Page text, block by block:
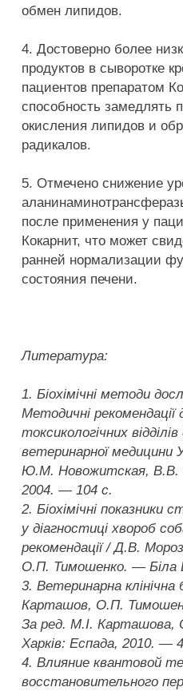
обмен липидов.
4. Достоверно более
продуктов в сыворотке
пациентов препаратом
способность замедлять
окисления липидов и
радикалов.
5. Отмечено снижение
после применения у
Кокарнит, что может
ранней нормализации
состояния печени.
Литература:
1. Біохімічні методи
Методичні рекомендації
токсикологічних
ветеринарної медицини
Ю.М. Новожитская, В.В.
2004. — 104 с.
2. Біохімічні показники
у діагностиці хвороб
рекомендації / Д.В.
О.П. Тимошенко. — Біла
3. Ветеринарна клінічна
Карташов, О.П.
За ред. М.І.
Харків: Еспада, 2010. —
4. Влияние квантовой
восстановительного